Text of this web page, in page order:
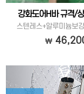
강화도어H바 규격/
스텐레스+알루미늄보